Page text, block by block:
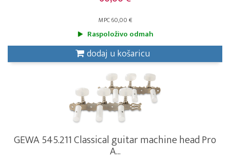
MPC 60,00 €
Raspoloživo odmah
dodaj u košaricu
GEWA 545.211 Classical guitar machine head Pro
A...